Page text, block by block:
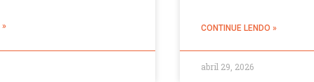
» CONTINUE LENDO »
abril 29, 2026